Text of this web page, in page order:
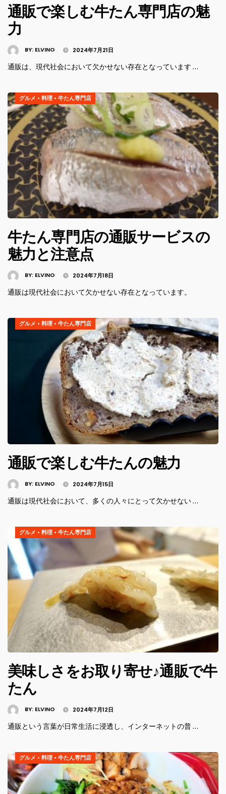
通販で楽しむ牛たん専門店の魅
力
BY: ELVINO 2024年7月21日
通販は、現代社会において欠かせない存在となっています …
グルメ • 料理 • 牛たん専門店
牛たん専門店の通販サービスの
魅力と注意点
BY: ELVINO 2024年7月18日
通販は現代社会において欠かせない存在となっています。
グルメ • 料理 • 牛たん専門店
通販で楽しむ牛たんの魅力
BY: ELVINO 2024年7月15日
通販は現代社会において、多くの人々にとって欠かせない …
グルメ • 料理 • 牛たん専門店
美味しさをお取り寄せ♪通販で牛
たん
BY: ELVINO 2024年7月12日
通販という言葉が日常生活に浸透し、インターネットの普 …
グルメ • 料理 • 牛たん専門店